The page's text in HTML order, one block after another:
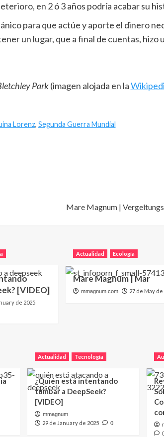
en 2 ó 3 años podría acabar su
para que actúe y aporte el dinero
un lugar, que a final de cuentas, hizo
Park(imagen alojada en la
Lorenz, Segunda Guerra Mundial
Mare Magnum |
[VIDEO]
de 2025
Actualidad Ecología
Mare Magnum | Mar
mmagnum.com 27 de May de
Actualidad Tecnología
¿Quién está intentando
tumbar a DeepSeek?
[VIDEO]
mmagnum
29 de January de 2025 0